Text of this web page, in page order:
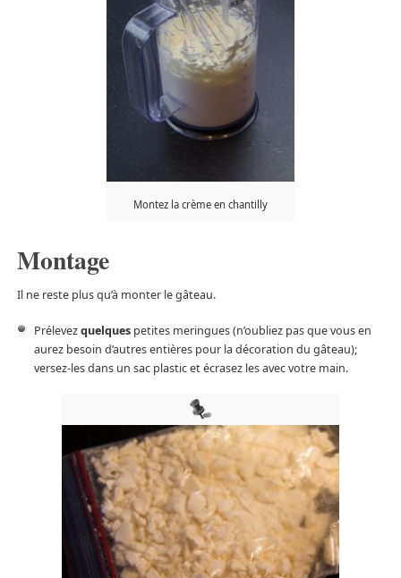
Montez la crème en chantilly
Montage
Il ne reste plus qu’à monter le gâteau.
Prélevezquelquespetites meringues (n’oubliez pas que vous en
aurez besoin d’autres entières pour la décoration du gâteau);
versez-les dans un sac plastic et écrasez les avec votre main.